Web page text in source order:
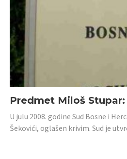
Predmet Miloš
U julu 2008. godine Sud Bosne i
Šekovići, oglašen krivim. Sud je